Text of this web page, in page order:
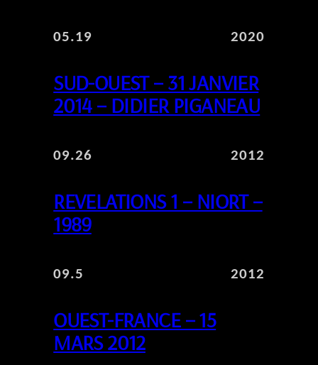
05.19 2020
SUD-OUEST – 31 JANVIER
2014 – DIDIER PIGANEAU
09.26 2012
REVELATIONS 1 – NIORT –
1989
09.5 2012
OUEST-FRANCE – 15
MARS 2012